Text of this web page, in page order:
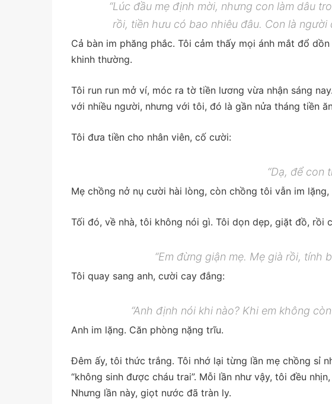
“Lúc đầu mẹ định mời, nhưng con làm dâu
rồi, tiền hưu có bao nhiêu đâu. Con là
Cả bàn im phăng phắc. Tôi cảm thấy mọi ánh mắt đổ
khinh thường.
Tôi run run mở ví, móc ra tờ tiền lương vừa nhận sáng
với nhiều người, nhưng với tôi, đó là gần nửa tháng tiền
Tôi đưa tiền cho nhân viên, cố cười:
“Dạ, để con
Mẹ chồng nở nụ cười hài lòng, còn chồng tôi vẫn im
Tối đó, về nhà, tôi không nói gì. Tôi dọn dẹp, giặt đồ, rồi
“Em đừng giận mẹ. Mẹ già rồi, tính
Tôi quay sang anh, cười cay đắng:
“Anh định nói khi nào? Khi em không
Anh im lặng. Căn phòng nặng trĩu.
Đêm ấy, tôi thức trắng. Tôi nhớ lại từng lần mẹ chồng sỉ
“không sinh được cháu trai”. Mỗi lần như vậy, tôi đều
Nhưng lần này, giọt nước đã tràn ly.